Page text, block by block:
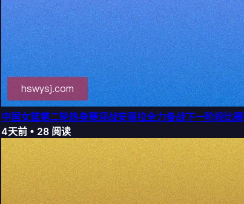
中国女篮第二轮热身赛迎战安哥拉全力备战下一阶段比赛
4天前 • 28 阅读